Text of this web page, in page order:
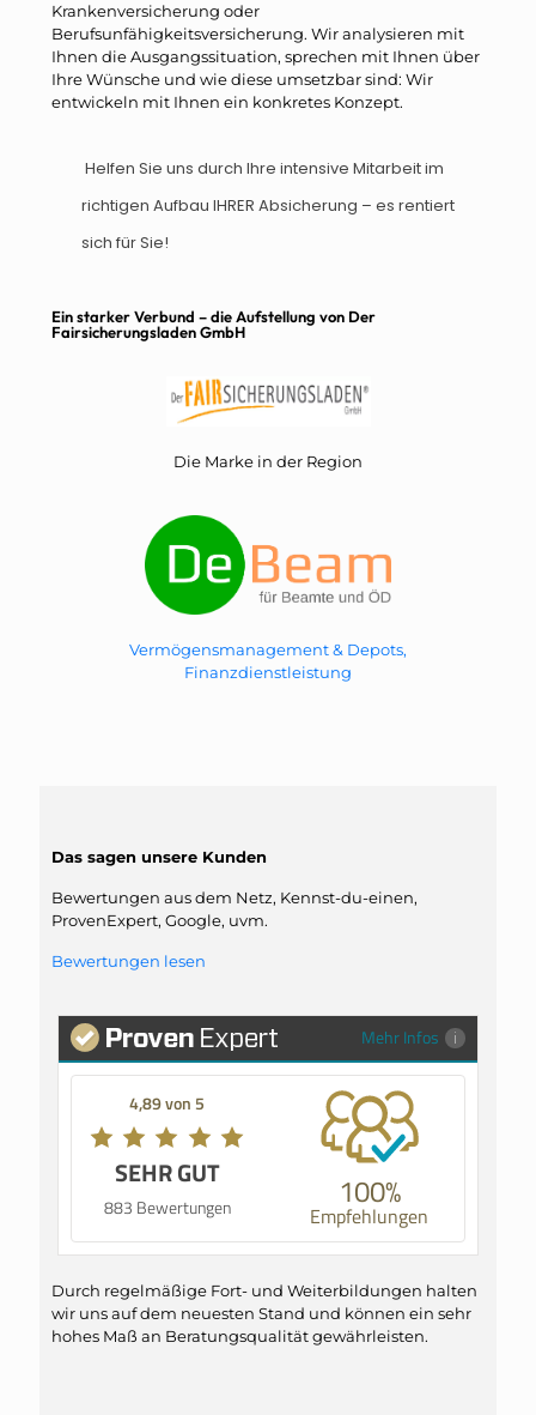
Krankenversicherung oder
Berufsunfähigkeitsversicherung. Wir analysieren mit
Ihnen die Ausgangssituation, sprechen mit Ihnen über
Ihre Wünsche und wie diese umsetzbar sind: Wir
entwickeln mit Ihnen ein konkretes Konzept.
Helfen Sie uns durch Ihre intensive Mitarbeit im
richtigen Aufbau IHRER Absicherung – es rentiert
sich für Sie!
Ein starker Verbund – die Aufstellung von Der
Fairsicherungsladen GmbH
Die Marke in der Region
Vermögensmanagement & Depots,
Finanzdienstleistung
Das sagen unsere Kunden
Bewertungen aus dem Netz, Kennst-du-einen,
ProvenExpert, Google, uvm.
Bewertungen lesen
Mehr Infos
4,89 von 5
SEHR GUT
883 Bewertungen 100%
Empfehlungen
Durch regelmäßige Fort- und Weiterbildungen halten
wir uns auf dem neuesten Stand und können ein sehr
hohes Maß an Beratungsqualität gewährleisten.